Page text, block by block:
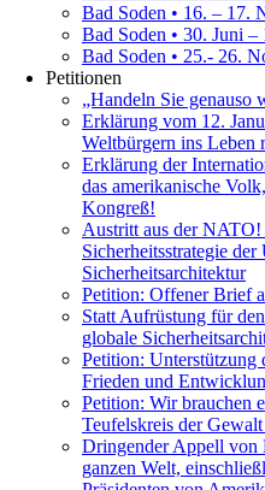
Bad Soden • 16. – 17.
Bad Soden • 30. Juni –
Bad Soden • 25.- 26.
Petitionen
„Handeln Sie genauso
Erklärung vom 12.
Weltbürgern ins Leben
Erklärung der
das amerikanische
Kongreß!
Austritt aus der
Sicherheitsstrategie
Sicherheitsarchitektur
Petition: Offener Brief
Statt Aufrüstung für
globale
Petition: Unterstützung
Frieden und
Petition: Wir brauchen
Teufelskreis der
Dringender Appell von
ganzen Welt,